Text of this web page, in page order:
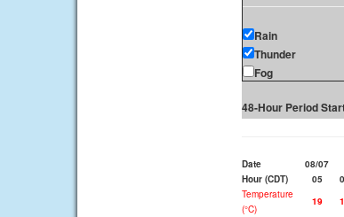
Rain
Thunder
Fog
48-Hour Period
Date 08/07
Hour (CDT)
05
Temperature
(°C)
19